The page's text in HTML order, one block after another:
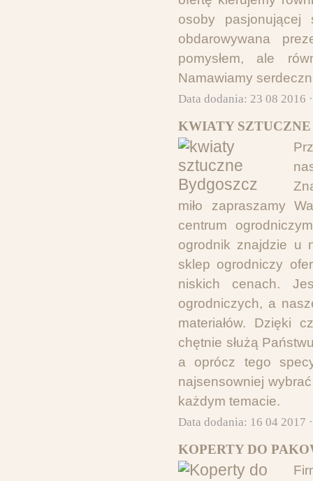
osoby pasjonującej
obdarowywana
pomysłem, ale
Namawiamy
Data dodania: 23 08 2016
KWIATY
miło zapraszamy
centrum
ogrodnik znajdzie u
sklep ogrodniczy
niskich cenach.
ogrodniczych, a
materiałów. Dzięki
chętnie służą
a oprócz tego
najsensowniej
każdym temacie.
Data dodania: 16 04 2017
KOPERTY DO